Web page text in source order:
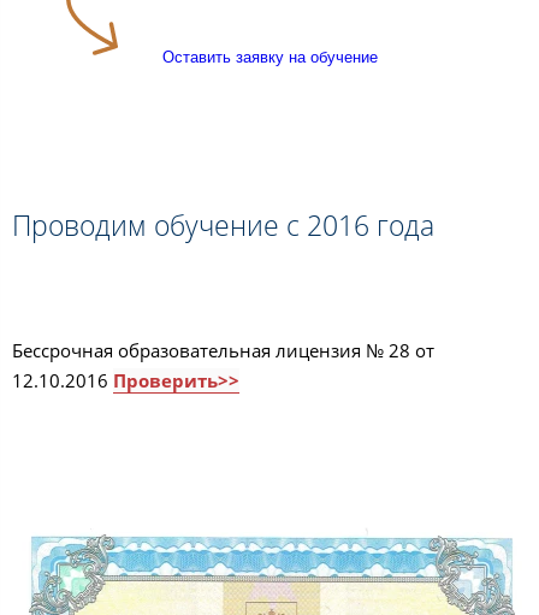
Оставить заявку на обучение
Проводим обучение с 2016 года
Бессрочная образовательная лицензия № 28 от
12.10.2016 Проверить>>